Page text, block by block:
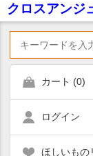
クロスアンジ
カート (0)
ログイン
ほしいもの